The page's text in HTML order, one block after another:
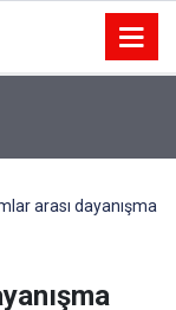
arası dayanışma